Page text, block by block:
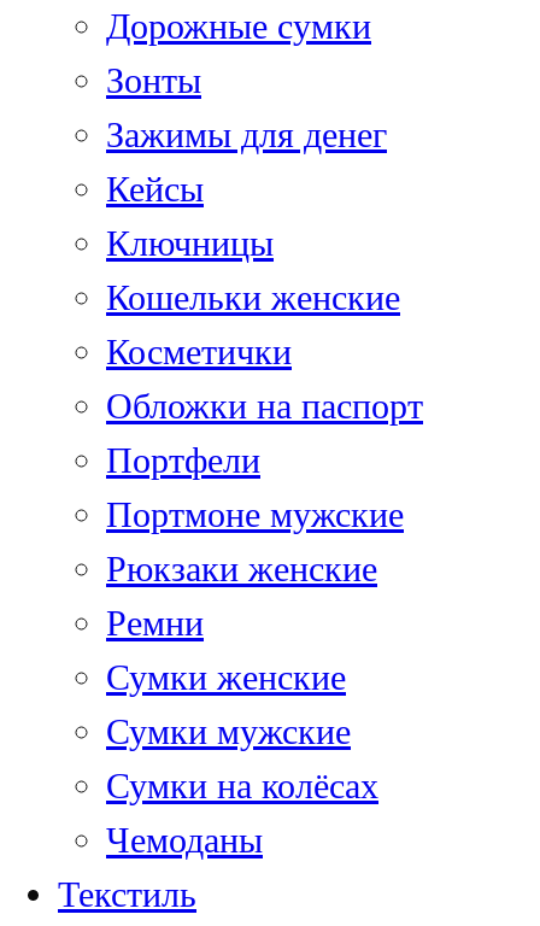
Дорожные сумки
Зонты
Зажимы для денег
Кейсы
Ключницы
Кошельки женские
Косметички
Обложки на паспорт
Портфели
Портмоне мужские
Рюкзаки женские
Ремни
Сумки женские
Сумки мужские
Сумки на колёсах
Чемоданы
Текстиль